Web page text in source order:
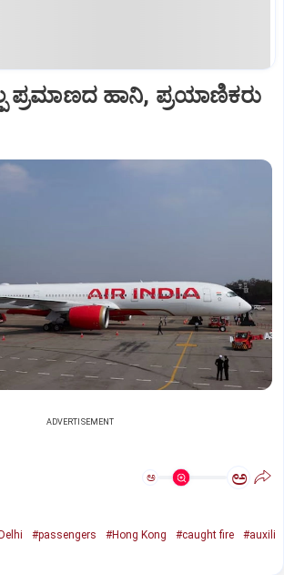
ಪ್ರಮಾಣದ ಹಾನಿ, ಪ್ರಯಾಣಿಕರು
ADVERTISEMENT
ಅ ಅ
#passengers #Hong Kong #caught fire
#auxili